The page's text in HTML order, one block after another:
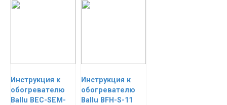
Инструкция к
обогревателю
Ballu BEC-SEM-
Инструкция к
обогревателю
Ballu BFH-S-11